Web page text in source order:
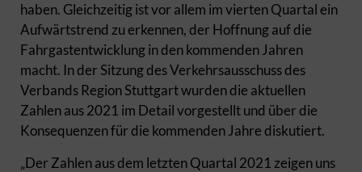
haben. Gleichzeitig ist vor allem im vierten Quartal ein
Aufwärtstrend zu erkennen, der Hoffnung auf die
Fahrgastentwicklung in den kommenden Jahren
macht. In der Sitzung des Verkehrsausschuss des
Verbands Region Stuttgart wurden die aktuellen
Zahlen aus 2021 im Detail vorgestellt und über die
Konsequenzen für die kommenden Jahre diskutiert.
„Der Zahlen aus dem letzten Quartal 2021 zeigen uns